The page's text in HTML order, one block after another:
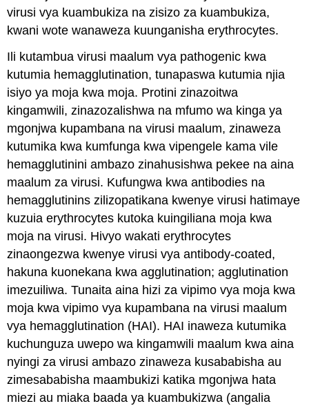
virusi vya kuambukiza na zisizo za kuambukiza,
kwani wote wanaweza kuunganisha erythrocytes.
Ili kutambua virusi maalum vya pathogenic kwa
kutumia hemagglutination, tunapaswa kutumia njia
isiyo ya moja kwa moja. Protini zinazoitwa
kingamwili, zinazozalishwa na mfumo wa kinga ya
mgonjwa kupambana na virusi maalum, zinaweza
kutumika kwa kumfunga kwa vipengele kama vile
hemagglutinini ambazo zinahusishwa pekee na aina
maalum za virusi. Kufungwa kwa antibodies na
hemagglutinins zilizopatikana kwenye virusi hatimaye
kuzuia erythrocytes kutoka kuingiliana moja kwa
moja na virusi. Hivyo wakati erythrocytes
zinaongezwa kwenye virusi vya antibody-coated,
hakuna kuonekana kwa agglutination; agglutination
imezuiliwa. Tunaita aina hizi za vipimo vya moja kwa
moja kwa vipimo vya kupambana na virusi maalum
vya hemagglutination (HAI). HAI inaweza kutumika
kuchunguza uwepo wa kingamwili maalum kwa aina
nyingi za virusi ambazo zinaweza kusababisha au
zimesababisha maambukizi katika mgonjwa hata
miezi au miaka baada ya kuambukizwa (angalia